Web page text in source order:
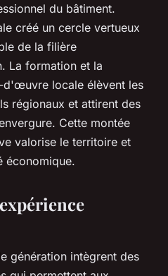
du bâtiment.
créé un cercle vertueux
de la filière
La formation et la
locale élèvent les
régionaux et attirent des
Cette montée
valorise le territoire et
économique.
génération intègrent des